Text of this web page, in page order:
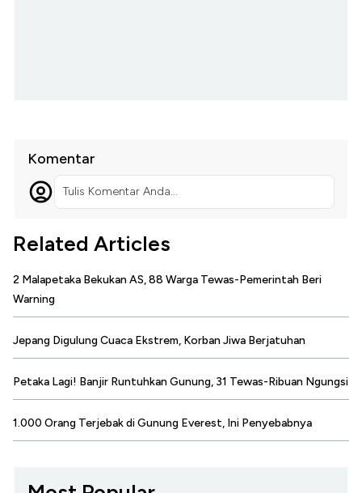
Komentar
Tulis Komentar Anda...
Related Articles
2 Malapetaka Bekukan AS, 88 Warga Tewas-Pemerintah Beri
Warning
Jepang Digulung Cuaca Ekstrem, Korban Jiwa Berjatuhan
Petaka Lagi! Banjir Runtuhkan Gunung, 31 Tewas-Ribuan Ngungsi
1.000 Orang Terjebak di Gunung Everest, Ini Penyebabnya